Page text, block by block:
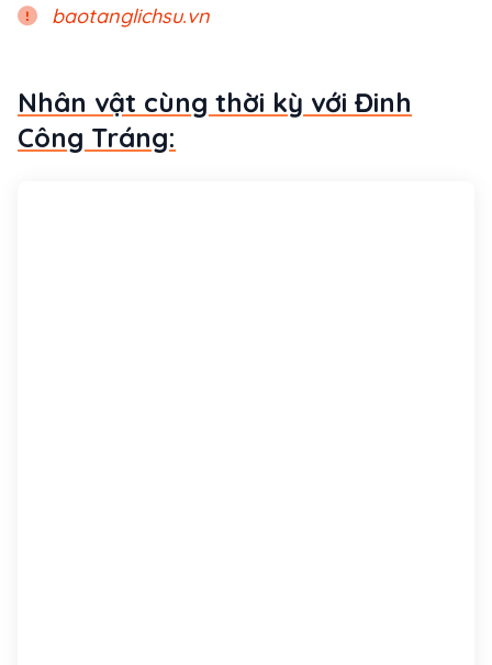
baotanglichsu.vn
Nhân vật cùng thời kỳ với Đinh
Công Tráng: